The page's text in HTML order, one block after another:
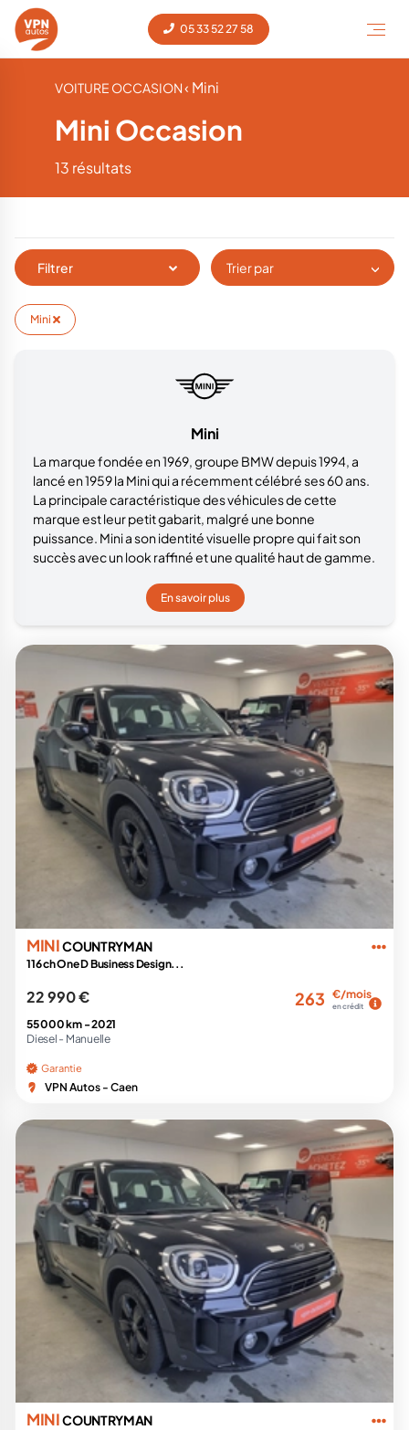
05 33 52 27 58
VOITURE OCCASION‹ Mini
Mini Occasion
13 résultats
Filtrer Trier par
Mini
Mini
La marque fondée en 1969, groupe BMW depuis 1994, a
lancé en 1959 la Mini qui a récemment célébré ses 60 ans.
La principale caractéristique des véhicules de cette
marque est leur petit gabarit, malgré une bonne
puissance. Mini a son identité visuelle propre qui fait son
succès avec un look raffiné et une qualité haut de gamme.
En savoir plus
MINICOUNTRYMAN
116 ch One D Business Design...
22 990 € 263 €/mois
en crédit
55 000 km -2021
Diesel - Manuelle
Garantie
VPN Autos - Caen
MINICOUNTRYMAN